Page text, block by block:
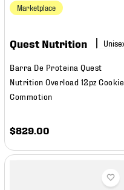
Marketplace
Quest Nutrition
Barra De Proteina Quest
Nutrition Overload 12pz Cookie
Commotion
$829 .00